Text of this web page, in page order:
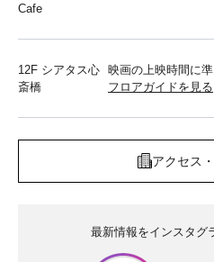
Cafe
12F シアタス心
斎橋
映画の上映時間に準
フロアガイドを見る
アクセス
最新情報をインスタグ